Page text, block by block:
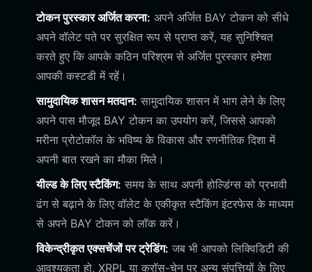
टोकन पुरस्कार अर्जित करना: अपने अर्जित BAY टोकन को सीधे
अपने वॉलेट पते पर सुरक्षित रूप से प्राप्त करें, यह सुनिश्चित
करते हुए कि आपके कठिन परिश्रम से अर्जित पुरस्कार हमेशा
आपकी कस्टडी में रहें।
सामुदायिक शासन मतदान: सामुदायिक शासन में भाग लेने के लिए
अपने पास मौजूद BAY टोकन का उपयोग करें, जिससे आपको
मरीना प्रोटोकॉल के भविष्य के विकास और रणनीतिक दिशा में
अपनी बात रखने का मौका मिले।
यील्ड के लिए स्टैकिंग: समय के साथ अपनी होल्डिंग्स को प्रभावी
ढंग से बढ़ाने के लिए वॉलेट के एकीकृत स्टैकिंग इंटरफेस के माध्यम
से अपने BAY टोकन को लॉक करें।
विकेन्द्रीकृत एक्सचेंजों पर ट्रेडिंग: जब भी आपको लिक्विडिटी की
आवश्यकता हो, XRPL या क्रॉस-चेन पर अन्य संपत्तियों के लिए